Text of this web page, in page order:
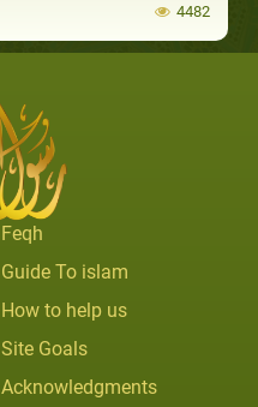
4482
Feqh
Guide To islam
How to help us
Site Goals
Acknowledgments